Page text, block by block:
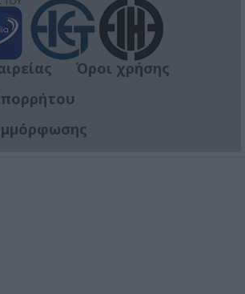
Όροι χρήσης